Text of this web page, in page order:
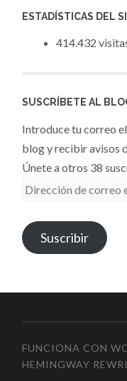
ESTADÍSTICAS DEL
414.432
SUSCRÍBETE AL
Introduce tu correo
blog y recibir avisos
Únete a otros 38
Dirección
correo
electrónico
Suscribir
FUNCIONA CON
HEMINGWAY